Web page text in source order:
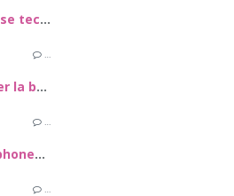
Réparabilité de l'iPhone 17 : Analyse technique, enjeux et guide de maintenance
…
Comment optimiser et économiser la batterie de votre Samsung Galaxy S24
…
Les fonctionnalités clés des téléphones adaptés aux séniors
…